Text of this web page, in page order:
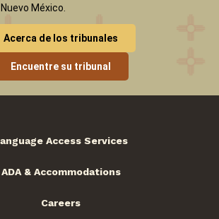
México.
Acerca de los tribunales
Encuentre su tribunal
Access Services
ADA & Accommodations
Careers